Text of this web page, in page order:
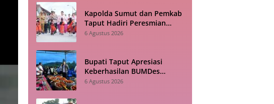
Kapolda Sumut dan Pemkab
Taput Hadiri Peresmian
Revitalisasi TK Kemala
6 Agustus 2026
Bupati Taput Apresiasi
Keberhasilan BUMDes
Sisordak Jadi Inspirasi bagi
6 Agustus 2026